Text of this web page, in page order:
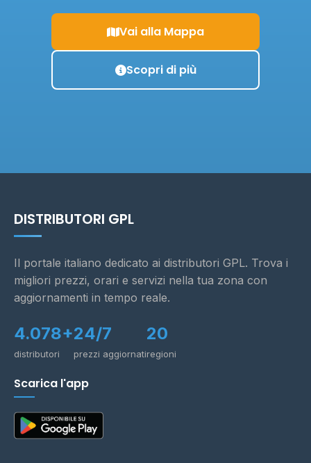
Vai alla Mappa
Scopri di più
DISTRIBUTORI GPL
Il portale italiano dedicato ai distributori GPL. Trova i
migliori prezzi, orari e servizi nella tua zona con
aggiornamenti in tempo reale.
4.078+
distributori
24/7
prezzi aggiornati
20
regioni
Scarica l'app